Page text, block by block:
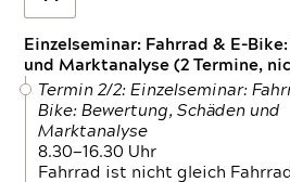
Einzelseminar: Fahrrad & E-
und Marktanalyse (2 Termine,
Termin 2/2: Einzelseminar:
Bike: Bewertung, Schäden und
Marktanalyse
8.30—16.30 Uhr
Fahrrad ist nicht gleich